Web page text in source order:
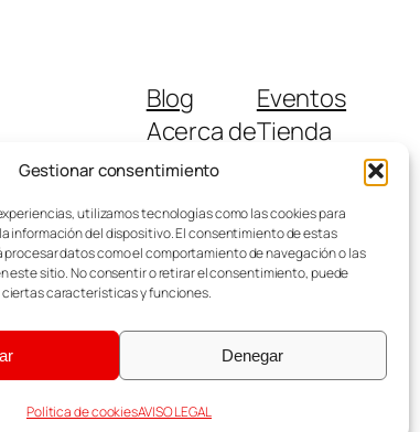
Gestionar consentimiento
utilizamos tecnologías como las cookies para
información del dispositivo. El consentimiento de estas
datos como el comportamiento de navegación o las
este sitio. No consentir o retirar el consentimiento, puede
características y funciones.
Denegar
Política de cookiesAVISO LEGAL
Blog
Acerca de
FAQs
Eventos
Tienda
Diseñado conWordPress